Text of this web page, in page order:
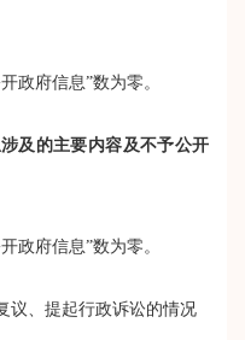
府信息”数为零。
及的主要内容及不予公开
府信息”数为零。
、提起行政诉讼的情况